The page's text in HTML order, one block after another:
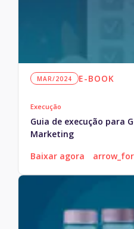
MAR/2024 E-BOOK
Execução
Guia de execução para
Marketing
Baixar agora